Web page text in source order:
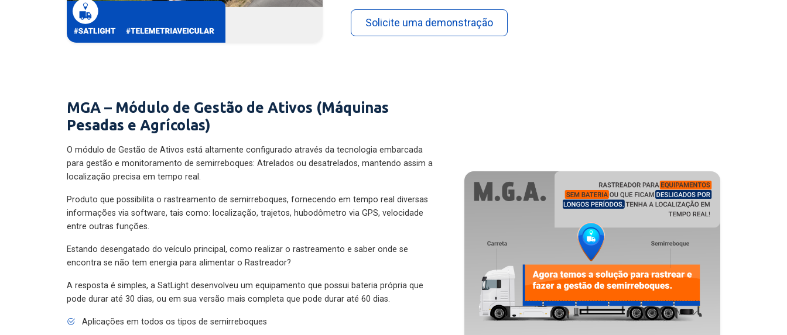
Solicite uma demonstração
MGA – Módulo de Gestão de Ativos (Máquinas
Pesadas e Agrícolas)
O módulo de Gestão de Ativos está altamente configurado através da tecnologia embarcada
para gestão e monitoramento de semirreboques: Atrelados ou desatrelados, mantendo assim a
localização precisa em tempo real.
Produto que possibilita o rastreamento de semirreboques, fornecendo em tempo real diversas
informações via software, tais como: localização, trajetos, hubodômetro via GPS, velocidade
entre outras funções.
Estando desengatado do veículo principal, como realizar o rastreamento e saber onde se
encontra se não tem energia para alimentar o Rastreador?
A resposta é simples, a SatLight desenvolveu um equipamento que possui bateria própria que
pode durar até 30 dias, ou em sua versão mais completa que pode durar até 60 dias.
Aplicações em todos os tipos de semirreboques